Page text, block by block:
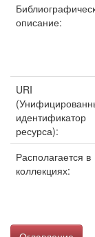
описание:
URI
идентификатор
ресурса):
Располагается в
коллекциях: